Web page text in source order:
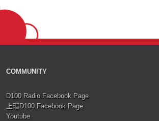
COMMUNITY
D100 Radio Facebook Page
上環D100 Facebook Page
Youtube